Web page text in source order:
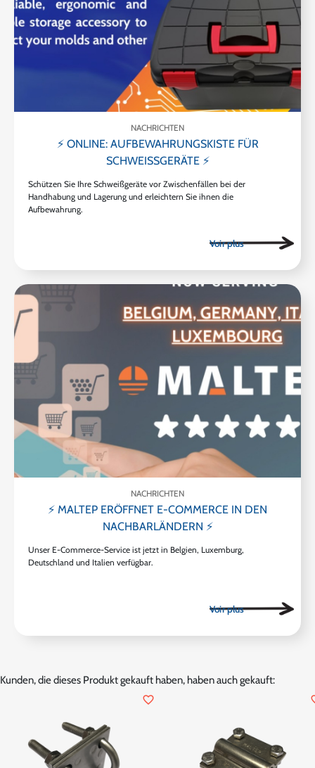
NACHRICHTEN
⚡ ONLINE: AUFBEWAHRUNGSKISTE FÜR
SCHWEISSGERÄTE ⚡
Schützen Sie Ihre Schweißgeräte vor Zwischenfällen bei der
Handhabung und Lagerung und erleichtern Sie ihnen die
Aufbewahrung.
NACHRICHTEN
⚡ MALTEP ERÖFFNET E-COMMERCE IN DEN
NACHBARLÄNDERN ⚡
Unser E-Commerce-Service ist jetzt in Belgien, Luxemburg,
Deutschland und Italien verfügbar.
Kunden, die dieses Produkt gekauft haben, haben auch gekauft:
favorite_border